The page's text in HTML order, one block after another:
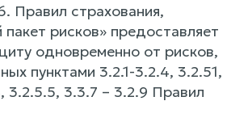
Правил страхования,
рисков» предоставляет
одновременно от рисков,
пунктами 3.2.1-3.2.4, 3.2.51,
3.2.5.5, 3.3.7 – 3.2.9 Правил